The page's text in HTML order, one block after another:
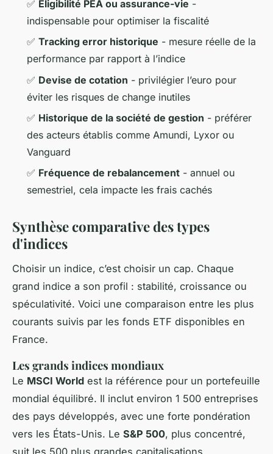
✅ Éligibilité PEA ou assurance-vie -
indispensable pour optimiser la fiscalité
✅ Tracking error historique - mesure réelle de la
performance par rapport à l’indice
✅ Devise de cotation - privilégier l’euro pour
éviter les risques de change inutiles
✅ Historique de la société de gestion - préférer
des acteurs établis comme Amundi, Lyxor ou
Vanguard
✅ Fréquence de rebalancement - annuel ou
semestriel, cela impacte les frais cachés
Synthèse comparative des types
d'indices
Choisir un indice, c’est choisir un cap. Chaque
grand indice a son profil : stabilité, croissance ou
spéculativité. Voici une comparaison entre les plus
courants suivis par les fonds ETF disponibles en
France.
Les grands indices mondiaux
Le MSCI World est la référence pour un portefeuille
mondial équilibré. Il inclut environ 1 500 entreprises
des pays développés, avec une forte pondération
vers les États-Unis. Le S&P 500, plus concentré,